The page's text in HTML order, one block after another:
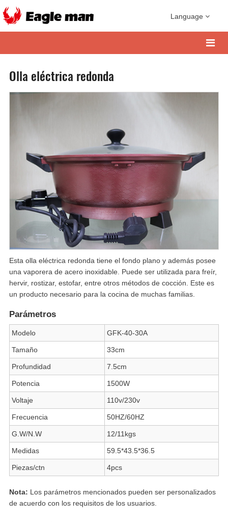
Language
Olla eléctrica redonda
Esta olla eléctrica redonda tiene el fondo plano y además posee
una vaporera de acero inoxidable. Puede ser utilizada para freír,
hervir, rostizar, estofar, entre otros métodos de cocción. Este es
un producto necesario para la cocina de muchas familias.
Parámetros
Modelo GFK-40-30A
Tamaño 33cm
Profundidad 7.5cm
Potencia 1500W
Voltaje 110v/230v
Frecuencia 50HZ/60HZ
G.W/N.W 12/11kgs
Medidas 59.5*43.5*36.5
Piezas/ctn 4pcs
Nota: Los parámetros mencionados pueden ser personalizados
de acuerdo con los requisitos de los usuarios.